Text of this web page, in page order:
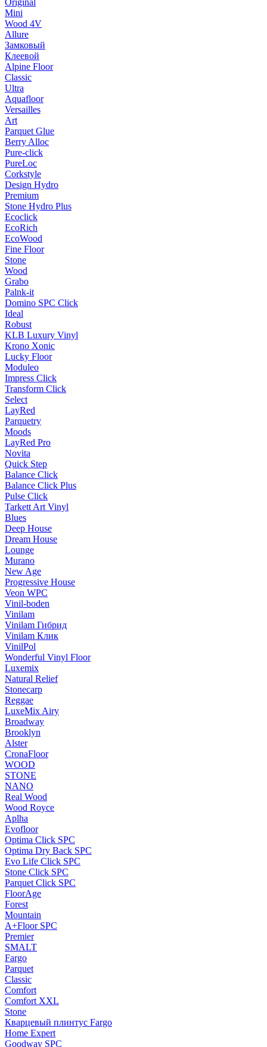
Original
Mini
Wood 4V
Allure
Замковый
Клеевой
Alpine Floor
Classic
Ultra
Aquafloor
Versailles
Art
Parquet Glue
Berry Alloc
Pure-click
PureLoc
Corkstyle
Design Hydro
Premium
Stone Hydro Plus
Ecoclick
EcoRich
EcoWood
Fine Floor
Stone
Wood
Grabo
Palnk-it
Domino SPC Click
Ideal
Robust
KLB Luxury Vinyl
Krono Xonic
Lucky Floor
Moduleo
Impress Click
Transform Click
Select
LayRed
Parquetry
Moods
LayRed Pro
Novita
Quick Step
Balance Click
Balance Click Plus
Pulse Click
Tarkett Art Vinyl
Blues
Deep House
Dream House
Lounge
Murano
New Age
Progressive House
Veon WPC
Vinil-boden
Vinilam
Vinilam Гибрид
Vinilam Клик
VinilPol
Wonderful Vinyl Floor
Luxemix
Natural Relief
Stonecarp
Reggae
LuxeMix Airy
Broadway
Brooklyn
Alster
CronaFloor
WOOD
STONE
NANO
Real Wood
Wood Royce
Aplha
Evofloor
Optima Click SPC
Optima Dry Back SPC
Evo Life Click SPC
Stone Click SPC
Parquet Click SPC
FloorAge
Forest
Mountain
A+Floor SPC
Premier
SMALT
Fargo
Parquet
Classic
Comfort
Comfort XXL
Stone
Кварцевый плинтус Fargo
Home Expert
Goodway SPC